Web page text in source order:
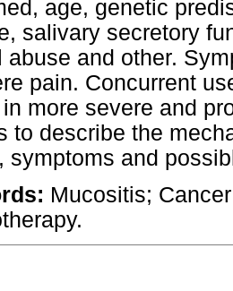
age, genetic
salivary secretory
abuse and other.
pain. Concurrent
more severe and
to describe the
symptoms and
Mucositis;